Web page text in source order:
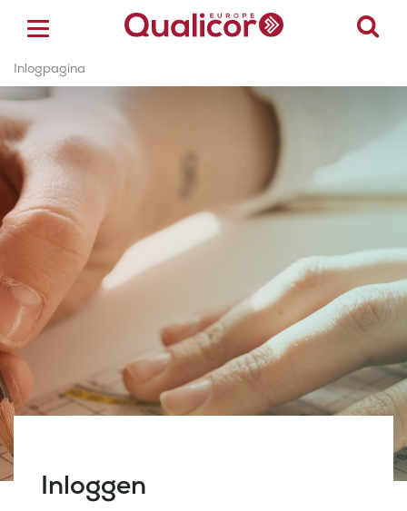
ACCREDITATIE
CERTIFICERING
ACADEMY
ZORGSECTOREN
OVER ONS
CONTACT
Inlogpagina
Inloggen